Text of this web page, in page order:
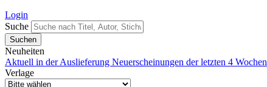
Login
Suche
Neuheiten
Aktuell in der Auslieferung Neuerscheinungen der letzten 4 Wochen
Verlage